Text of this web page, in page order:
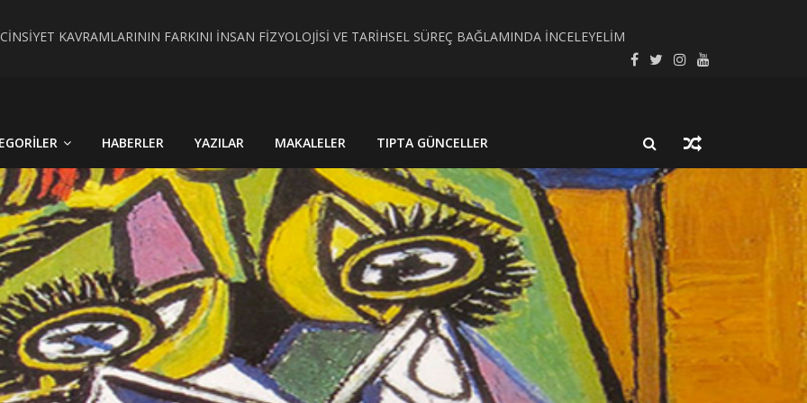
KAVRAMLARININ FARKINI İNSAN FİZYOLOJİSİ VE TARİHSEL SÜREÇ BAĞLAMINDA İNCELEYELİM
HABERLER YAZILAR MAKALELER TIPTA GÜNCELLER